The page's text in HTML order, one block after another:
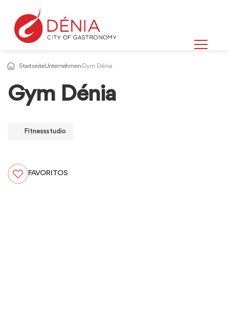
StartseiteUnternehmenGym Dénia
Gym Dénia
Fitnessstudio
FAVORITOS